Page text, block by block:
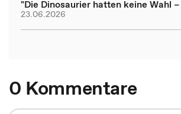
"Die Dinosaurier hatten keine Wahl
23.06.2026
0 Kommentare